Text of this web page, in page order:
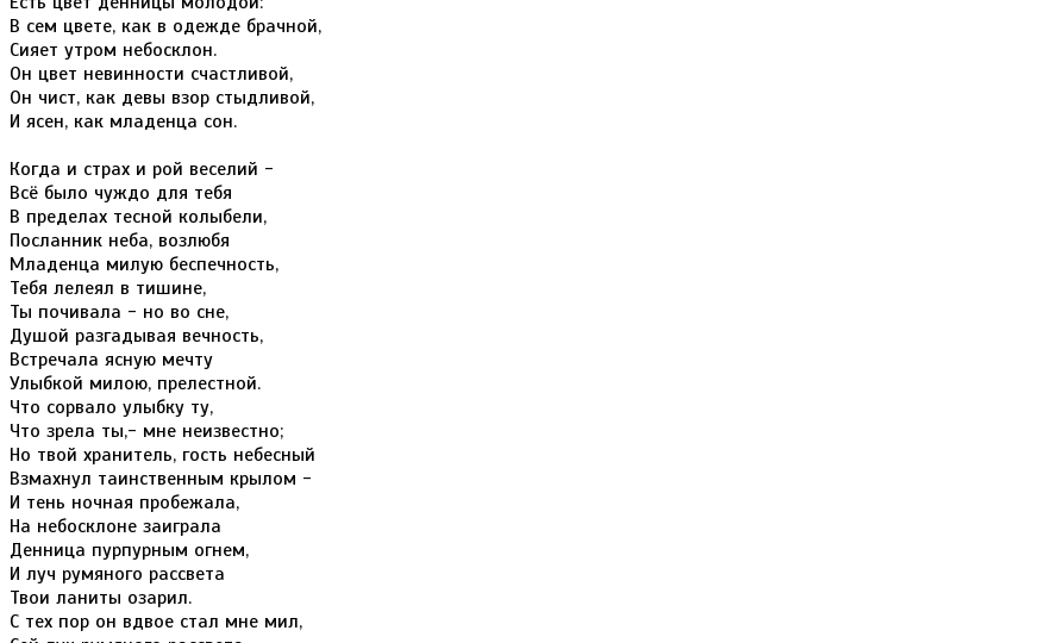
В сем цвете, как в одежде брачной,
Сияет утром небосклон.
Он цвет невинности счастливой,
Он чист, как девы взор стыдливой,
И ясен, как младенца сон.
Когда и страх и рой веселий -
Всё было чуждо для тебя
В пределах тесной колыбели,
Посланник неба, возлюбя
Младенца милую беспечность,
Тебя лелеял в тишине,
Ты почивала - но во сне,
Душой разгадывая вечность,
Встречала ясную мечту
Улыбкой милою, прелестной.
Что сорвало улыбку ту,
Что зрела ты,- мне неизвестно;
Но твой хранитель, гость небесный
Взмахнул таинственным крылом -
И тень ночная пробежала,
На небосклоне заиграла
Денница пурпурным огнем,
И луч румяного рассвета
Твои ланиты озарил.
С тех пор он вдвое стал мне мил,